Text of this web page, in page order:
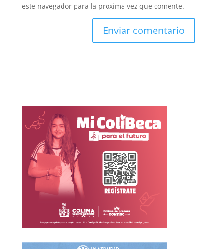
este navegador para la próxima vez que comente.